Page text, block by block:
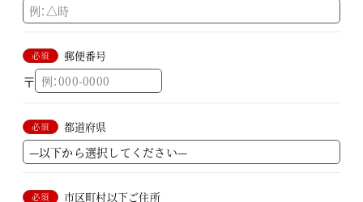
必須 郵便番号
〒
必須 都道府県
必須 市区町村以下ご住所